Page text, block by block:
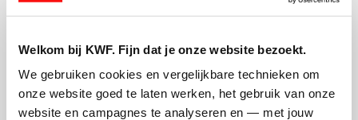
Welkom bij KWF. Fijn dat je onze website bezoekt.
We gebruiken cookies en vergelijkbare technieken om
onze website goed te laten werken, het gebruik van onze
website en campagnes te analyseren en — met jouw
Updates